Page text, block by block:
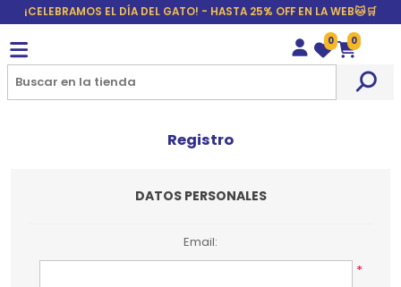
¡CELEBRAMOS EL DÍA DEL GATO! - HASTA 25% OFF EN LA WEB🐱🛒
Wishlist
0
Carrito
0
Registro
DATOS PERSONALES
Email:
*